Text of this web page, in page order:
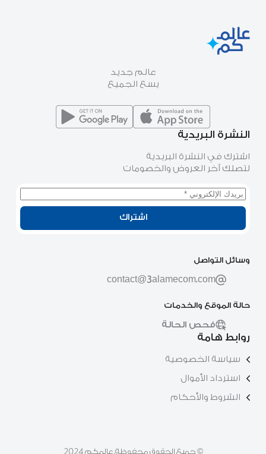
عالم جديد
يسع الجميع
وسائل التواصل
contact@3alamecom.com
حالة الموقع والخدمات
فحص الحالة
روابط هامة
سياسة الخصوصية
استرداد الأموال
الشروط والأحكام
النشرة البريدية
اشترك في النشرة البريدية
لتصلك آخر العروض والخصومات
اشتراك
© جميع الحقوق محفوظة. عالمكم 2024